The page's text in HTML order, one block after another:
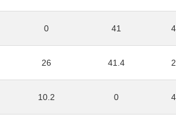
0 41
26 41.4
10.2 0